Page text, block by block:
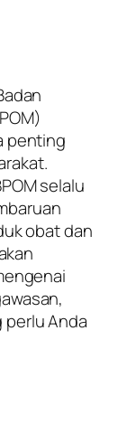
penting
selalu
obat dan
Anda